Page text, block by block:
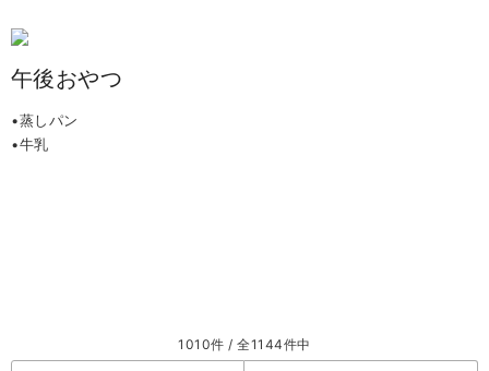
午後おやつ
•蒸しパン
•牛乳
1010件 / 全1144件中